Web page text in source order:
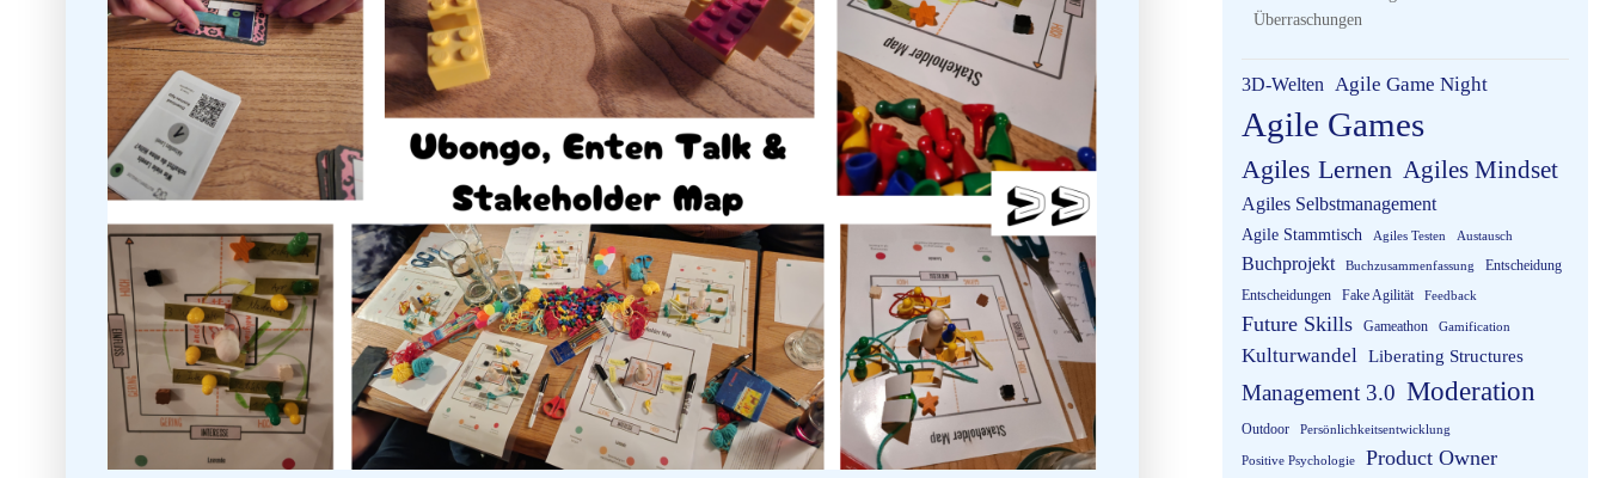
Überraschungen
3D-Welten Agile Game Night
Agile Games
Agiles Lernen Agiles Mindset
Agiles Selbstmanagement
Agile Stammtisch Agiles Testen Austausch
Buchprojekt Buchzusammenfassung
Entscheidung
Entscheidungen
Fake Agilität Feedback
Future Skills Gameathon Gamification
Kulturwandel Liberating Structures
Management 3.0 Moderation
Outdoor Persönlichkeitsentwicklung
Positive Psychologie Product Owner